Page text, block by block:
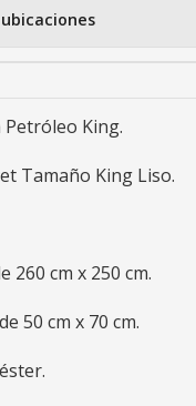
King.
Tamaño King Liso.
260 cm x 250 cm.
50 cm x 70 cm.